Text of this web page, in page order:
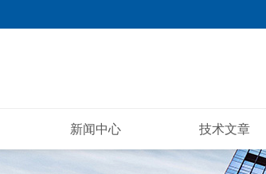
新闻中心 技术文章